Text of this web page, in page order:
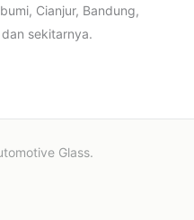
Cianjur, Bandung,
sekitarnya.
Glass.